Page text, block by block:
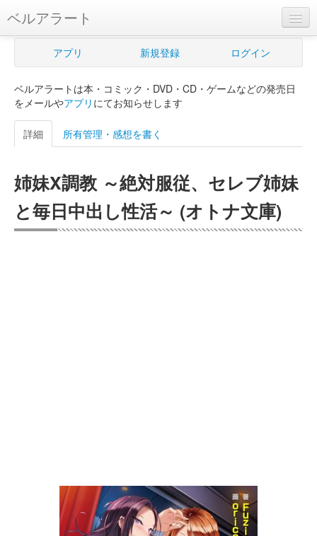
ベルアラート
ベルアラートとは
新規登録
ログイン
購入管理
Myシェルフ
アプリ 新規登録 ログイン
ベルアラートは本・コミック・DVD・CD・ゲームなどの発売日
をメールやアプリ にてお知らせします
詳細 所有管理・感想を書く
姉妹X調教 ～絶対服従、セレブ姉妹
と毎日中出し性活～ (オトナ文庫)